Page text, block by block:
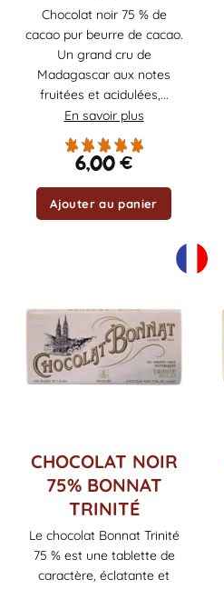
Chocolat noir 75 % de
cacao pur beurre de cacao.
Un grand cru de
Madagascar aux notes
fruitées et acidulées,...
En savoir plus
6,00€
Ajouter au panier
CHOCOLAT NOIR
75% BONNAT
TRINITÉ
Le chocolat Bonnat Trinité
75 % est une tablette de
caractère, éclatante et